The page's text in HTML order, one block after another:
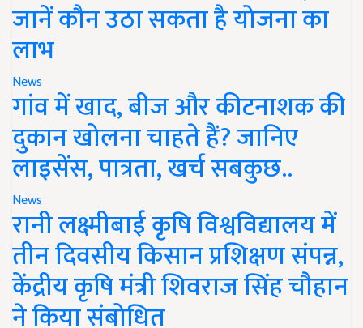
जानें कौन उठा सकता है योजना का
लाभ
News
गांव में खाद, बीज और कीटनाशक की
दुकान खोलना चाहते हैं? जानिए
लाइसेंस, पात्रता, खर्च सबकुछ..
News
रानी लक्ष्मीबाई कृषि विश्वविद्यालय में
तीन दिवसीय किसान प्रशिक्षण संपन्न,
केंद्रीय कृषि मंत्री शिवराज सिंह चौहान
ने किया संबोधित